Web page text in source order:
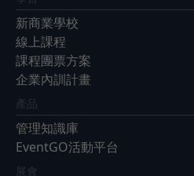
新商業學校
線上課程
課程團票方案
企業內訓計畫
產品
管理知識庫
EventGO活動平台
展會